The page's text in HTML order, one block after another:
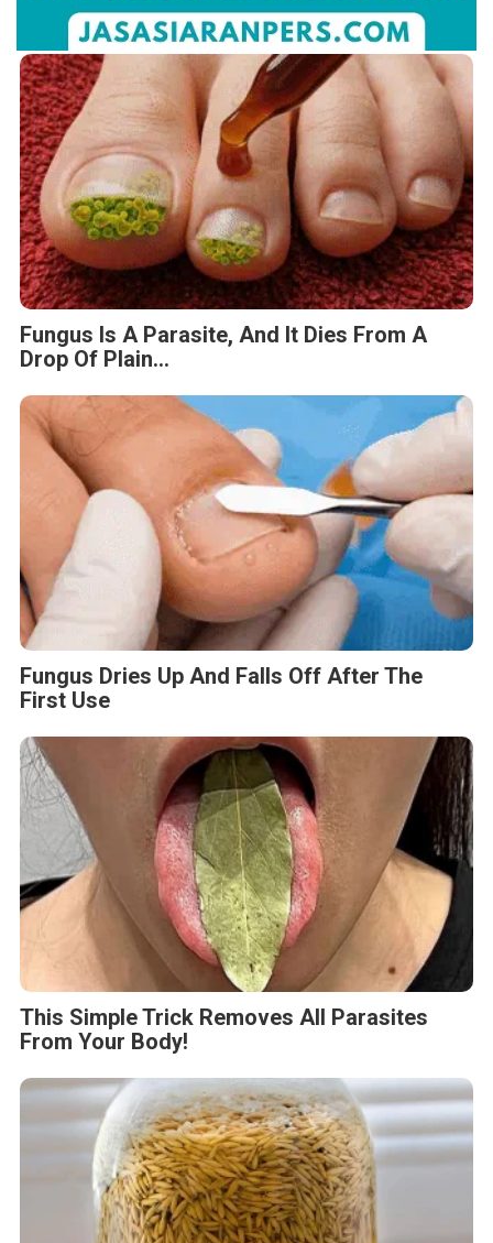
Fungus Is A Parasite, And It Dies From A
Drop Of Plain...
Fungus Dries Up And Falls Off After The
First Use
This Simple Trick Removes All Parasites
From Your Body!